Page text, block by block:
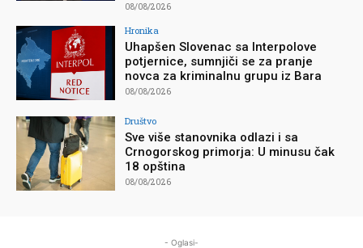
08/08/2026
Hronika
Uhapšen Slovenac sa Interpolove
potjernice, sumnjiči se za pranje
novca za kriminalnu grupu iz Bara
08/08/2026
Društvo
Sve više stanovnika odlazi i sa
Crnogorskog primorja: U minusu čak
18 opština
08/08/2026
- Oglasi-